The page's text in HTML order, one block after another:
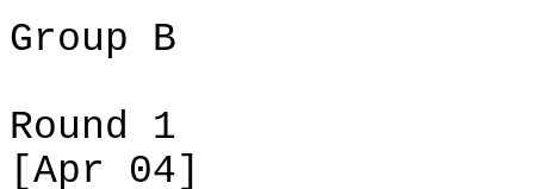
Group B
Round 1
[Apr 04]